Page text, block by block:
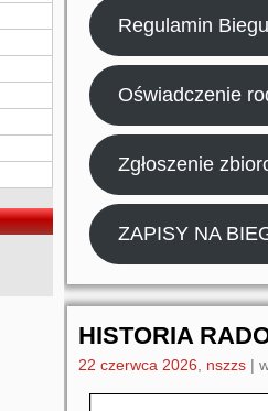
Regulamin Biegu
Oświadczenie
Zgłoszenie
ZAPISY NA
HISTORIA
22 czerwca 2026 nszzs |